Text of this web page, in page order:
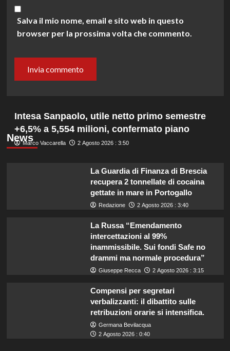
Salva il mio nome, email e sito web in questo
browser per la prossima volta che commento.
News
Intesa Sanpaolo, utile netto primo semestre
+6,5% a 5,554 milioni, confermato piano
Marco Vaccarella 2 Agosto 2026 : 3:50
La Guardia di Finanza di Brescia
recupera 2 tonnellate di cocaina
gettate in mare in Portogallo
Redazione 2 Agosto 2026 : 3:40
La Russa “Emendamento
intercettazioni al 99%
inammissibile. Sui fondi Safe no
drammi ma normale procedura”
Giuseppe Recca 2 Agosto 2026 : 3:15
Compensi per segretari
verbalizzanti: il dibattito sulle
retribuzioni orarie si intensifica.
Germana Bevilacqua
2 Agosto 2026 : 0:40